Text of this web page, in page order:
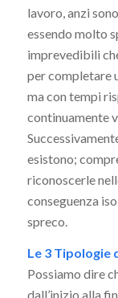
lavoro, anzi
essendo molto
imprevedibili
per completare
ma con tempi
continuamente
esistono;
riconoscerle
conseguenza
spreco.
Le 3 Tipologie
Possiamo dire
dall’inizio alla